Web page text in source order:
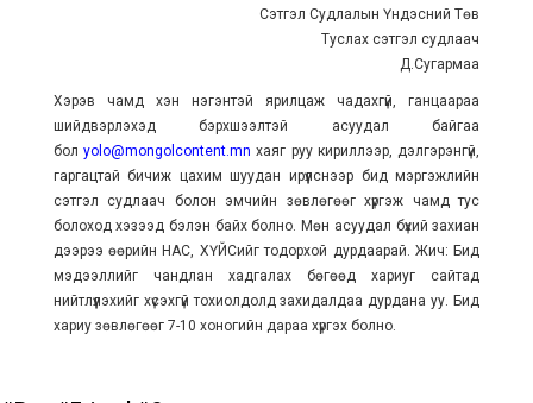
Сэтгэл Судлалын Үндэсний Төв
Туслах сэтгэл судлаач
Д.Сугармаа
Хэрэв чамд хэн нэгэнтэй ярилцаж чадахгүй, ганцаараа
шийдвэрлэхэд бэрхшээлтэй асуудал байгаа
болyolo@mongolcontent.mn хаяг руу кириллээр, дэлгэрэнгүй,
гаргацтай бичиж цахим шуудан ирүүлснээр бид мэргэжлийн
сэтгэл судлаач болон эмчийн зөвлөгөөг хүргэж чамд тус
болоход хэзээд бэлэн байх болно. Мөн асуудал бүхий захиан
дээрээ өөрийн НАС, ХҮЙСийг тодорхой дурдаарай. Жич: Бид
мэдээллийг чандлан хадгалах бөгөөд хариуг сайтад
нийтлүүлэхийг хүсэхгүй тохиолдолд захидалдаа дурдана уу. Бид
хариу зөвлөгөөг 7-10 хоногийн дараа хүргэх болно.